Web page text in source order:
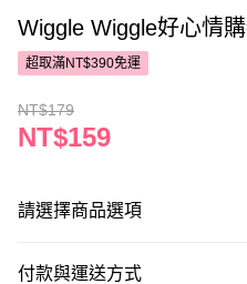
Wiggle Wiggle好心情
超取滿NT$390免運
NT$179
NT$159
請選擇商品選項
付款與運送方式